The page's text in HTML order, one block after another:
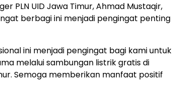
PLN UID Jawa Timur, Ahmad Mustaqir,
berbagi ini menjadi pengingat penting
ini menjadi pengingat bagi kami untuk
melalui sambungan listrik gratis di
Semoga memberikan manfaat positif